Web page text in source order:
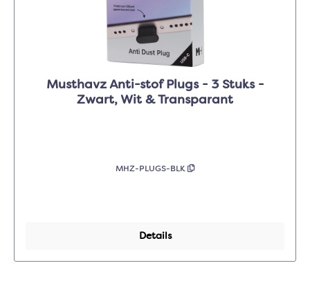
Musthavz Anti-stof Plugs - 3 Stuks -
Zwart, Wit & Transparant
MHZ-PLUGS-BLK
Details